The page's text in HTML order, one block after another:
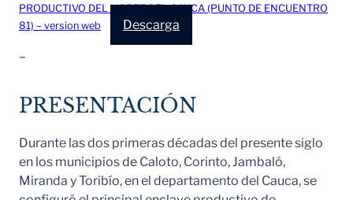
PRODUCTIVO DEL NORTE DEL CAUCA (PUNTO DE ENCUENTRO
81) – version web
Descarga
–
PRESENTACIÓN
Durante las dos primeras décadas del presente siglo
en los municipios de Caloto, Corinto, Jambaló,
Miranda y Toribío, en el departamento del Cauca, se